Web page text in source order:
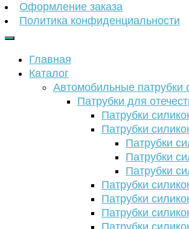
Оформление заказа
Политика конфиденциальности
Главная
Каталог
Автомобильные патрубки
Патрубки для
Патрубки
Патрубки
Патрубки
Патрубки
Патрубки
Патрубки
Патрубки
Патрубки
Патрубки